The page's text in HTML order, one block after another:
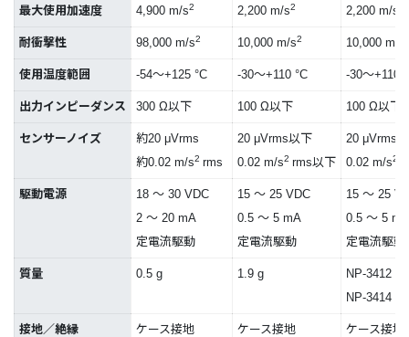
最大使用加速度 4,900 m/s2 2,200 m/s2 2,200 m/s
耐衝撃性 98,000 m/s2 10,000 m/s2 10,000 m/s
使用温度範囲 -54～+125 °C -30～+110 °C -30～+110
出力インピーダンス 300 Ω以下 100 Ω以下 100 Ω以下
センサーノイズ
約20 μVrms
約0.02 m/s2 rms
20 μVrms以下
0.02 m/s2 rms以下
20 μVrms
0.02 m/s2
駆動電源
18 ～ 30 VDC
2 ～ 20 mA
定電流駆動
15 ～ 25 VDC
0.5 ～ 5 mA
定電流駆動
15 ～ 25
0.5 ～ 5 mA
定電流駆動
質量 0.5 g 1.9 g
NP-3412：
NP-3414：
接地／絶縁
ケース接地
ケース接地 ケース接地